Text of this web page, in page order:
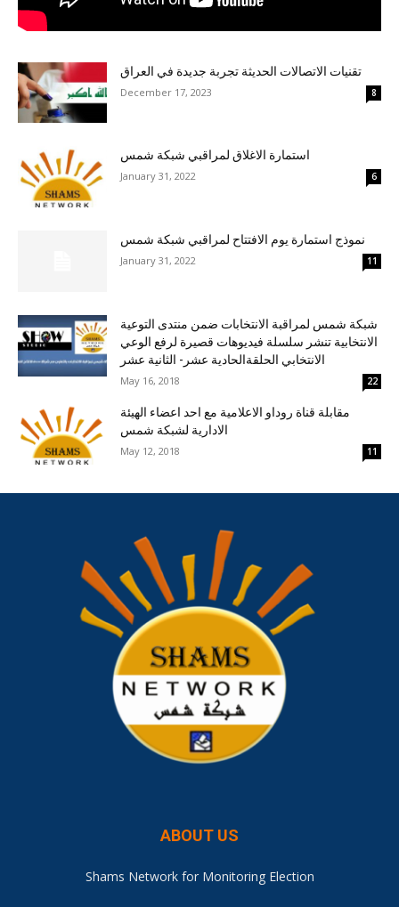
تقنيات الاتصالات الحديثة تجربة جديدة في العراق
December 17, 2023 8
استمارة الاغلاق لمراقبي شبكة شمس
January 31, 2022 6
نموذج استمارة يوم الافتتاح لمراقبي شبكة شمس
January 31, 2022 11
شبكة شمس لمراقبة الانتخابات ضمن منتدى التوعية
الانتخابية تنشر سلسلة فيديوهات قصيرة لرفع الوعي
الانتخابي الحلقةالحادية عشر- الثانية عشر
May 16, 2018 22
مقابلة قناة روداو الاعلامية مع احد اعضاء الهيئة
الادارية لشبكة شمس
May 12, 2018 11
ABOUT US
Shams Network for Monitoring Election